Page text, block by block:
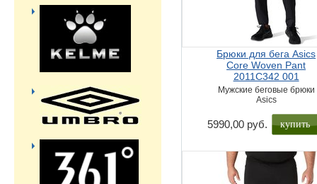
Брюки для бега Asics
Core Woven Pant
2011C342 001
Мужские беговые брюки
Asics
5990,00 руб. купить